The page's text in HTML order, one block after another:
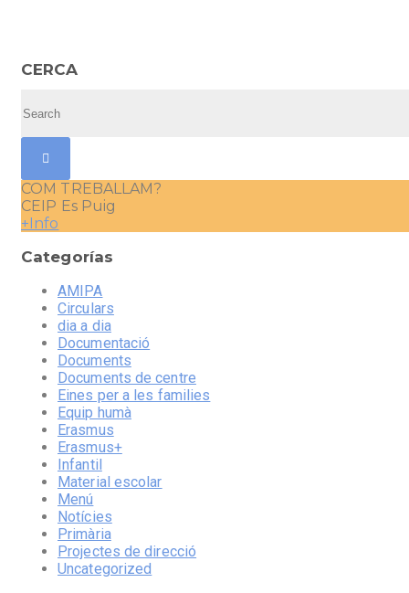
CERCA
COM TREBALLAM?
CEIP Es Puig
+Info
Categorías
AMIPA
Circulars
dia a dia
Documentació
Documents
Documents de centre
Eines per a les families
Equip humà
Erasmus
Erasmus+
Infantil
Material escolar
Menú
Notícies
Primària
Projectes de direcció
Uncategorized